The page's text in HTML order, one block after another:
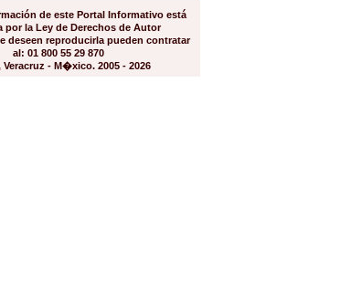
de este Portal Informativo está
por la Ley de Derechos de Autor
deseen reproducirla pueden contratar
al: 01 800 55 29 870
Veracruz - M�xico. 2005 - 2026